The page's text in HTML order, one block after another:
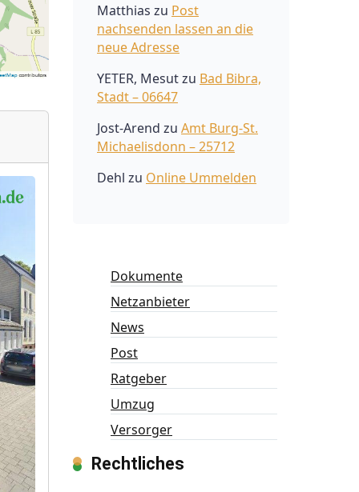
Matthias zu Post
nachsenden lassen an die
neue Adresse
YETER, Mesutzu Bad Bibra,
Stadt – 06647
Jost-Arend zu Amt Burg-St.
Michaelisdonn – 25712
Dehl zu Online Ummelden
Dokumente
Netzanbieter
News
Post
Ratgeber
Umzug
Versorger
Rechtliches